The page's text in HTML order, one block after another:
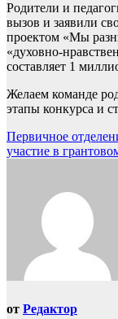
Родители и
вызов и заявили
проектом «Мы
«духовно-
составляет 1
Желаем команде
этапы конкурса и
Навигация
по
Первичное
участие в
от Редактор